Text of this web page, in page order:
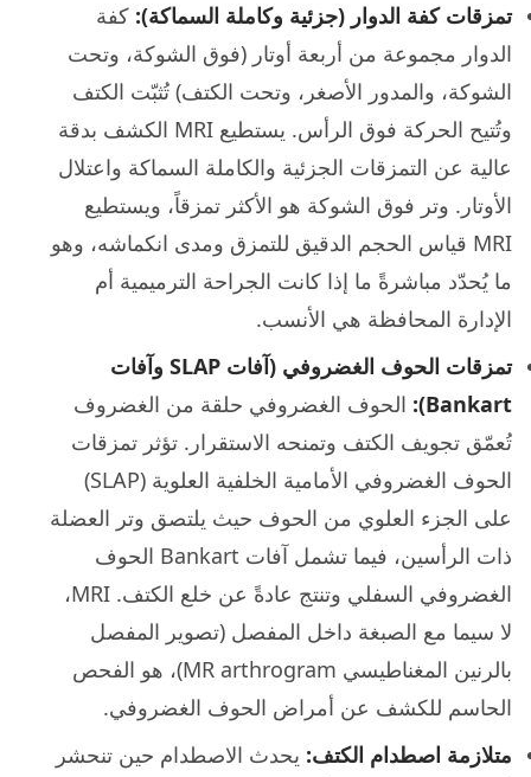
تمزقات كفة الدوار (جزئية وكاملة السماكة): كفة
الدوار مجموعة من أربعة أوتار (فوق الشوكة، وتحت
الشوكة، والمدور الأصغر، وتحت الكتف) تُثبّت الكتف
وتُتيح الحركة فوق الرأس. يستطيع MRI الكشف بدقة
عالية عن التمزقات الجزئية والكاملة السماكة واعتلال
الأوتار. وتر فوق الشوكة هو الأكثر تمزقاً، ويستطيع
MRI قياس الحجم الدقيق للتمزق ومدى انكماشه، وهو
ما يُحدّد مباشرةً ما إذا كانت الجراحة الترميمية أم
الإدارة المحافظة هي الأنسب.
تمزقات الحوف الغضروفي (آفات SLAP وآفات
Bankart):
الحوف الغضروفي حلقة من الغضروف
تُعمّق تجويف الكتف وتمنحه الاستقرار. تؤثر تمزقات
الحوف الغضروفي الأمامية الخلفية العلوية (SLAP)
على الجزء العلوي من الحوف حيث يلتصق وتر العضلة
ذات الرأسين، فيما تشمل آفات Bankart الحوف
الغضروفي السفلي وتنتج عادةً عن خلع الكتف. MRI،
لا سيما مع الصبغة داخل المفصل (تصوير المفصل
بالرنين المغناطيسي MR arthrogram)، هو الفحص
الحاسم للكشف عن أمراض الحوف الغضروفي.
متلازمة اصطدام الكتف: يحدث الاصطدام حين تنحشر